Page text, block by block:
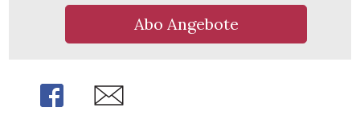
Abo Angebote
Share Share